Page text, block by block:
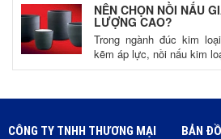
NÊN CHỌN NỒI NẤU
LƯỢNG CAO?
Trong ngành đúc kim
kẽm áp lực, nồi nấu kim
CÔNG TY TNHH THƯƠNG MẠI
BẢN ĐỒ